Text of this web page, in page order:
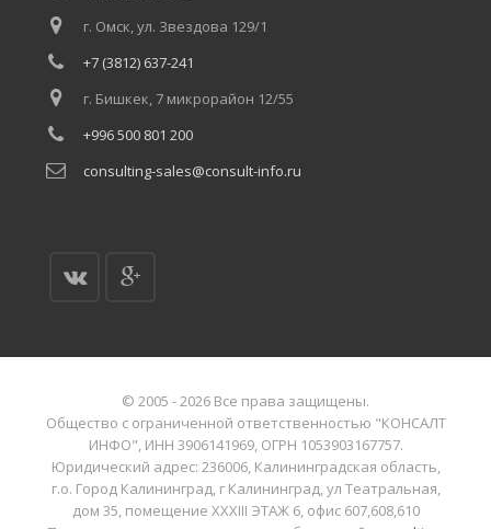
г. Омск, ул. Звездова 129/1
+7 (3812) 637-241
г. Бишкек, 7 микрорайон 12/55
+996 500 801 200
consulting-sales@consult-info.ru
© 2005 - 2026 Все права защищены.
Общество с ограниченной ответственностью "КОНСАЛТ
ИНФО", ИНН 3906141969, ОГРН 1053903167757.
Юридический адрес: 236006, Калининградская область,
г.о. Город Калининград, г Калининград, ул Театральная,
дом 35, помещение XXXIII ЭТАЖ 6, офис 607,608,610